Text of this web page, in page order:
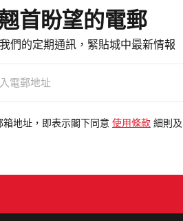
首盼望的電郵
們的定期通訊，緊貼城中最新情報
箱地址，即表示閣下同意 使用條款 細則及